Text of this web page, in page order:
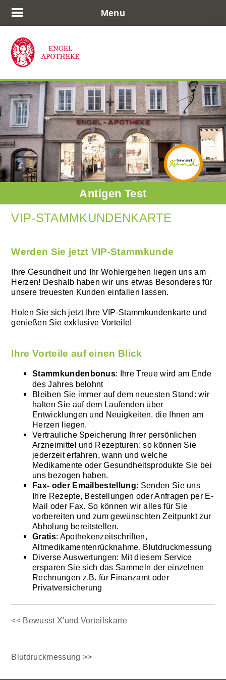
Menu
Antigen Test
VIP-STAMMKUNDENKARTE
Werden Sie jetzt VIP-Stammkunde
Ihre Gesundheit und Ihr Wohlergehen liegen uns am
Herzen! Deshalb haben wir uns etwas Besonderes für
unsere treuesten Kunden einfallen lassen.
Holen Sie sich jetzt Ihre VIP-Stammkundenkarte und
genießen Sie exklusive Vorteile!
Ihre Vorteile auf einen Blick
Stammkundenbonus: Ihre Treue wird am Ende
des Jahres belohnt
Bleiben Sie immer auf dem neuesten Stand: wir
halten Sie auf dem Laufenden über
Entwicklungen und Neuigkeiten, die Ihnen am
Herzen liegen.
Vertrauliche Speicherung Ihrer persönlichen
Arzneimittel und Rezepturen: so können Sie
jederzeit erfahren, wann und welche
Medikamente oder Gesundheitsprodukte Sie bei
uns bezogen haben.
Fax- oder Emailbestellung: Senden Sie uns
Ihre Rezepte, Bestellungen oder Anfragen per E-
Mail oder Fax. So können wir alles für Sie
vorbereiten und zum gewünschten Zeitpunkt zur
Abholung bereitstellen.
Gratis: Apothekenzeitschriften,
Altmedikamentenrücknahme, Blutdruckmessung
Diverse Auswertungen: Mit diesem Service
ersparen Sie sich das Sammeln der einzelnen
Rechnungen z.B. für Finanzamt oder
Privatversicherung
<< Bewusst X'und Vorteilskarte
Blutdruckmessung >>